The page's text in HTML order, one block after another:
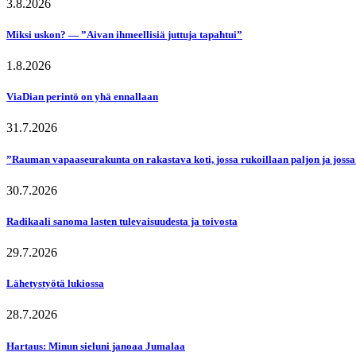
3.8.2026
Miksi uskon? — ”Aivan ihmeellisiä juttuja tapahtui”
1.8.2026
ViaDian perintö on yhä ennallaan
31.7.2026
”Rauman vapaaseurakunta on rakastava koti, jossa rukoillaan paljon ja
30.7.2026
Radikaali sanoma lasten tulevaisuudesta ja toivosta
29.7.2026
Lähetystyötä lukiossa
28.7.2026
Hartaus: Minun sieluni janoaa Jumalaa